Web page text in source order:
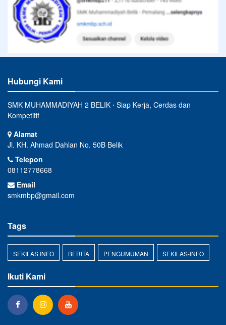
Hubungi Kami
SMK MUHAMMADIYAH 2 BELIK ⋅ Siap Kerja, Cerdas dan
Kompetitif
Alamat
Jl. KH. Ahmad Dahlan No. 50B Belik
Telepon
08112778668
Email
smkmbp@gmail.com
Tags
SEKILAS INFO BERITA PENGUMUMAN SEKILAS-INFO
Ikuti Kami